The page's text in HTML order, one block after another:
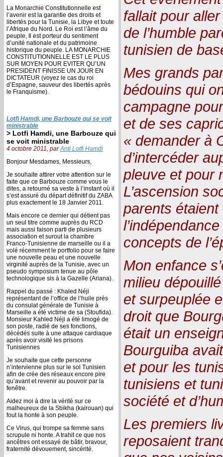
La Monarchie Constitutionnelle est
l’avenir est la garantie des droits et
libertés pour la Tunisie, la Libye et toute
l’Afrique du Nord. Le Roi est l’âme du
peuple, Il est porteur du sentiment
d’unité nationale et du patrimoine
historique du peuple. LA MONARCHIE
CONSTITUTIONNELLE EST LE PLUS
SUR MOYEN POUR EVITER QU’UN
PRESIDENT FINISSE UN JOUR EN
DICTATEUR (voyez le cas du roi
d’Espagne, sauveur des libertés après
le Franquisme).
Lotfi Hamdi, une Barbouze qui se voit
ministrable
> Lotfi Hamdi, une Barbouze qui
se voit ministrable
4 octobre 2011, parAnti Lotfi Hamdi
Bonjour Mesdames, Messieurs,
Je souhaite attirer votre attention sur le
faite que ce Barbouze comme vous le
dites, a retourné sa veste à l’instant où il
s’est assuré du départ définitif du ZABA
plus exactement le 18 Janvier 2011.
Mais encore ce dernier qui détient pas
un seul titre comme auprès du RCD
mais aussi faison parti de plusieurs
association et surout la chambre
Franco-Tunisienne de marseille ou il a
volé récemment le portfolio pour se faire
une nouvelle peau et une nouvelle
virginité auprès de la Tunisie, avec un
pseudo symposium tenue au pôle
technologique sis à la Gazelle (Ariana).
Rappel du passé : Khaled Néji
représentant de l’office de l’huile près
du consulat générale de Tunisie à
Marseille a été victime de sa (Stoufida).
Monsieur Kahled Néji a été limogé de
son poste, radié de ses fonctions,
décédés suite à une attaque cardiaque
après avoir visité les prisons
Tunisiennes
Je souhaite que cette personne
n’intervienne plus sur le sol Tunisien
afin de crée des réseaux encore pire
qu’avant et revenir au pouvoir par la
fenêtre.
Aidez moi à dire la vérité sur ce
malheureux de la Sbikha (kairouan) qui
fout la honte à son peuple.
Ce Virus, qui trompe sa femme sans
scrupule ni honte. A trahit ce que nos
ancêtres ont essayé de bâtir, bravour,
fraternité dévouement, sincérité.
fallait pour
de l’humble
tunisien de
Mes grands
bédouins qui
campagne
et de ses
« demander à
d’intercéder
pleuve et pour
L’ascension
parents étaient
concepts de
Mon enfance
milieu
et surpeuplée
droit que
était un
Bourguiba
et pour les
tunisiens et
société et
Les premiers
reposaient